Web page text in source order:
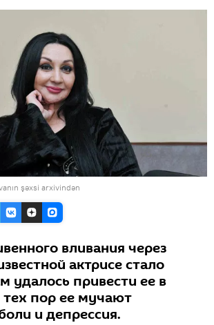
şəxsi arxivindən
вливания через
актрисе стало
удалось привести ее в
тех пор ее мучают
и депрессия.